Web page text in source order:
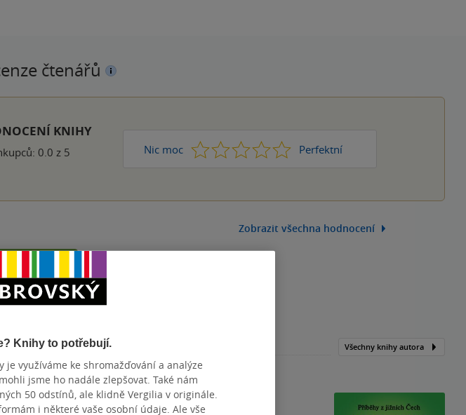
čtenářů
KNIHY
0.0 z 5 Nic moc 1 2 3 4 Perfektní
5
Zobrazit všechna hodnocení
Všechny knihy autora
Knihy to potřebují.
využíváme ke shromažďování a analýze
jsme ho nadále zlepšovat. Také nám
50 odstínů, ale klidně Vergilia v originále.
i některé vaše osobní údaje. Ale vše